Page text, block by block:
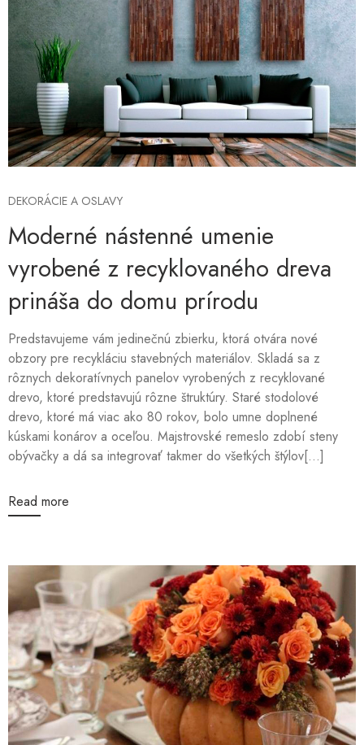
DEKORÁCIE A OSLAVY
Moderné nástenné umenie
vyrobené z recyklovaného dreva
prináša do domu prírodu
Predstavujeme vám jedinečnú zbierku, ktorá otvára nové
obzory pre recykláciu stavebných materiálov. Skladá sa z
rôznych dekoratívnych panelov vyrobených z recyklované
drevo, ktoré predstavujú rôzne štruktúry. Staré stodolové
drevo, ktoré má viac ako 80 rokov, bolo umne doplnené
kúskami konárov a oceľou. Majstrovské remeslo zdobí steny
obývačky a dá sa integrovať takmer do všetkých štýlov[...]
Read more